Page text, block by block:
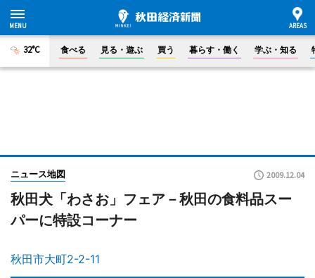
32°C 食べる 見る・遊ぶ 買う 暮らす・働く 学ぶ・知る
ニュース地図 2009.12.04
秋田犬「わさお」フェア－秋田の食料品スー
パーに特設コーナー
秋田市大町2-2-11